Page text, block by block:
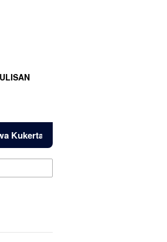
Universitas Riau Serahkan